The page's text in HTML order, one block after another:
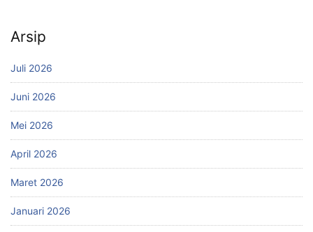
Arsip
Juli 2026
Juni 2026
Mei 2026
April 2026
Maret 2026
Januari 2026